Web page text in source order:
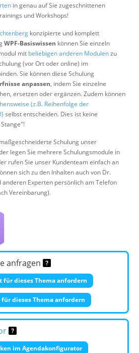
in genau auf Sie zugeschnittenen
und Workshops!
konzipierte und komplett
WPF-Basiswissen können Sie einzeln
mit beliebigen anderen Modulenzu
(vor Ort oder online) im
Sie können diese Schulung
anpassen, indem Sie einzelne
ersetzen oder ergänzen. Zudem können
(z.B. Reihenfolge der
selbst entscheiden. Dies ist keine
Schulung unser
legen Sie mehrere Schulungsmodule in
rufen Sie unser Kundenteam einfach an
sich zu den Inhalten auch von Dr.
Experten persönlich am Telefon
Vereinbarung).
anfragen
für dieses Thema anfordern
dieses Thema anfordern
im Agendakonfigurator